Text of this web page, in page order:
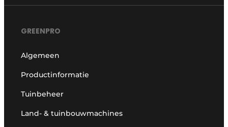
GREENPRO
Algemeen
Productinformatie
Tuinbeheer
Land- & tuinbouwmachines